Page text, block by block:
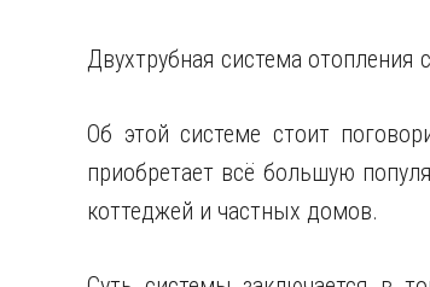
Двухтрубная система отопления
Об этой системе стоит
приобретает всё большую
коттеджей и частных домов.